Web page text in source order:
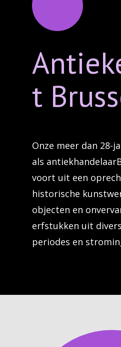
t
Onze meer dan 28-
als
voort uit een
historische
objecten en
erfstukken uit
periodes en